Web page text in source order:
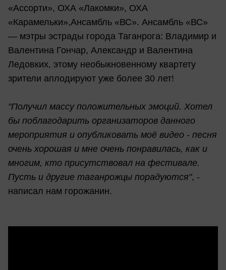
«Ассорти», ОХА «Лакомки», ОХА
«Карамельки»,Ансамбль «ВС». Ансамбль «ВС»
— мэтры эстрады города Таганрога: Владимир и
Валентина Гончар, Александр и Валентина
Ледовких, этому необыкновенному квартету
зрители аплодируют уже более 30 лет!
"Получил массу положительных эмоций. Хотел
бы поблагодарить организаторов данного
мероприятия и опубликовать моё видео - песня
очень хорошая и мне очень понравилась, как и
многим, кто присутствовал на фестивале.
Пусть и другие таганрожцы порадуются", -
написал нам горожанин.